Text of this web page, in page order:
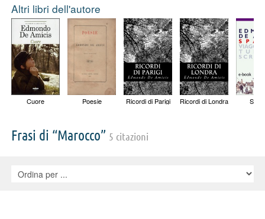
Altri libri dell'autore
Cuore Poesie Ricordi di Parigi Ricordi di Londra
Frasi di “Marocco” 5 citazioni